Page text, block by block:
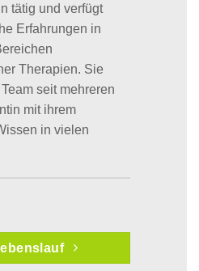
tätig und verfügt
Erfahrungen in
Therapien. Sie
seit mehreren
mit ihrem
in vielen